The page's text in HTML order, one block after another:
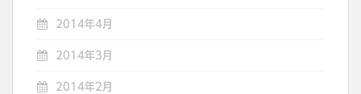
2014年4月
2014年3月
2014年2月